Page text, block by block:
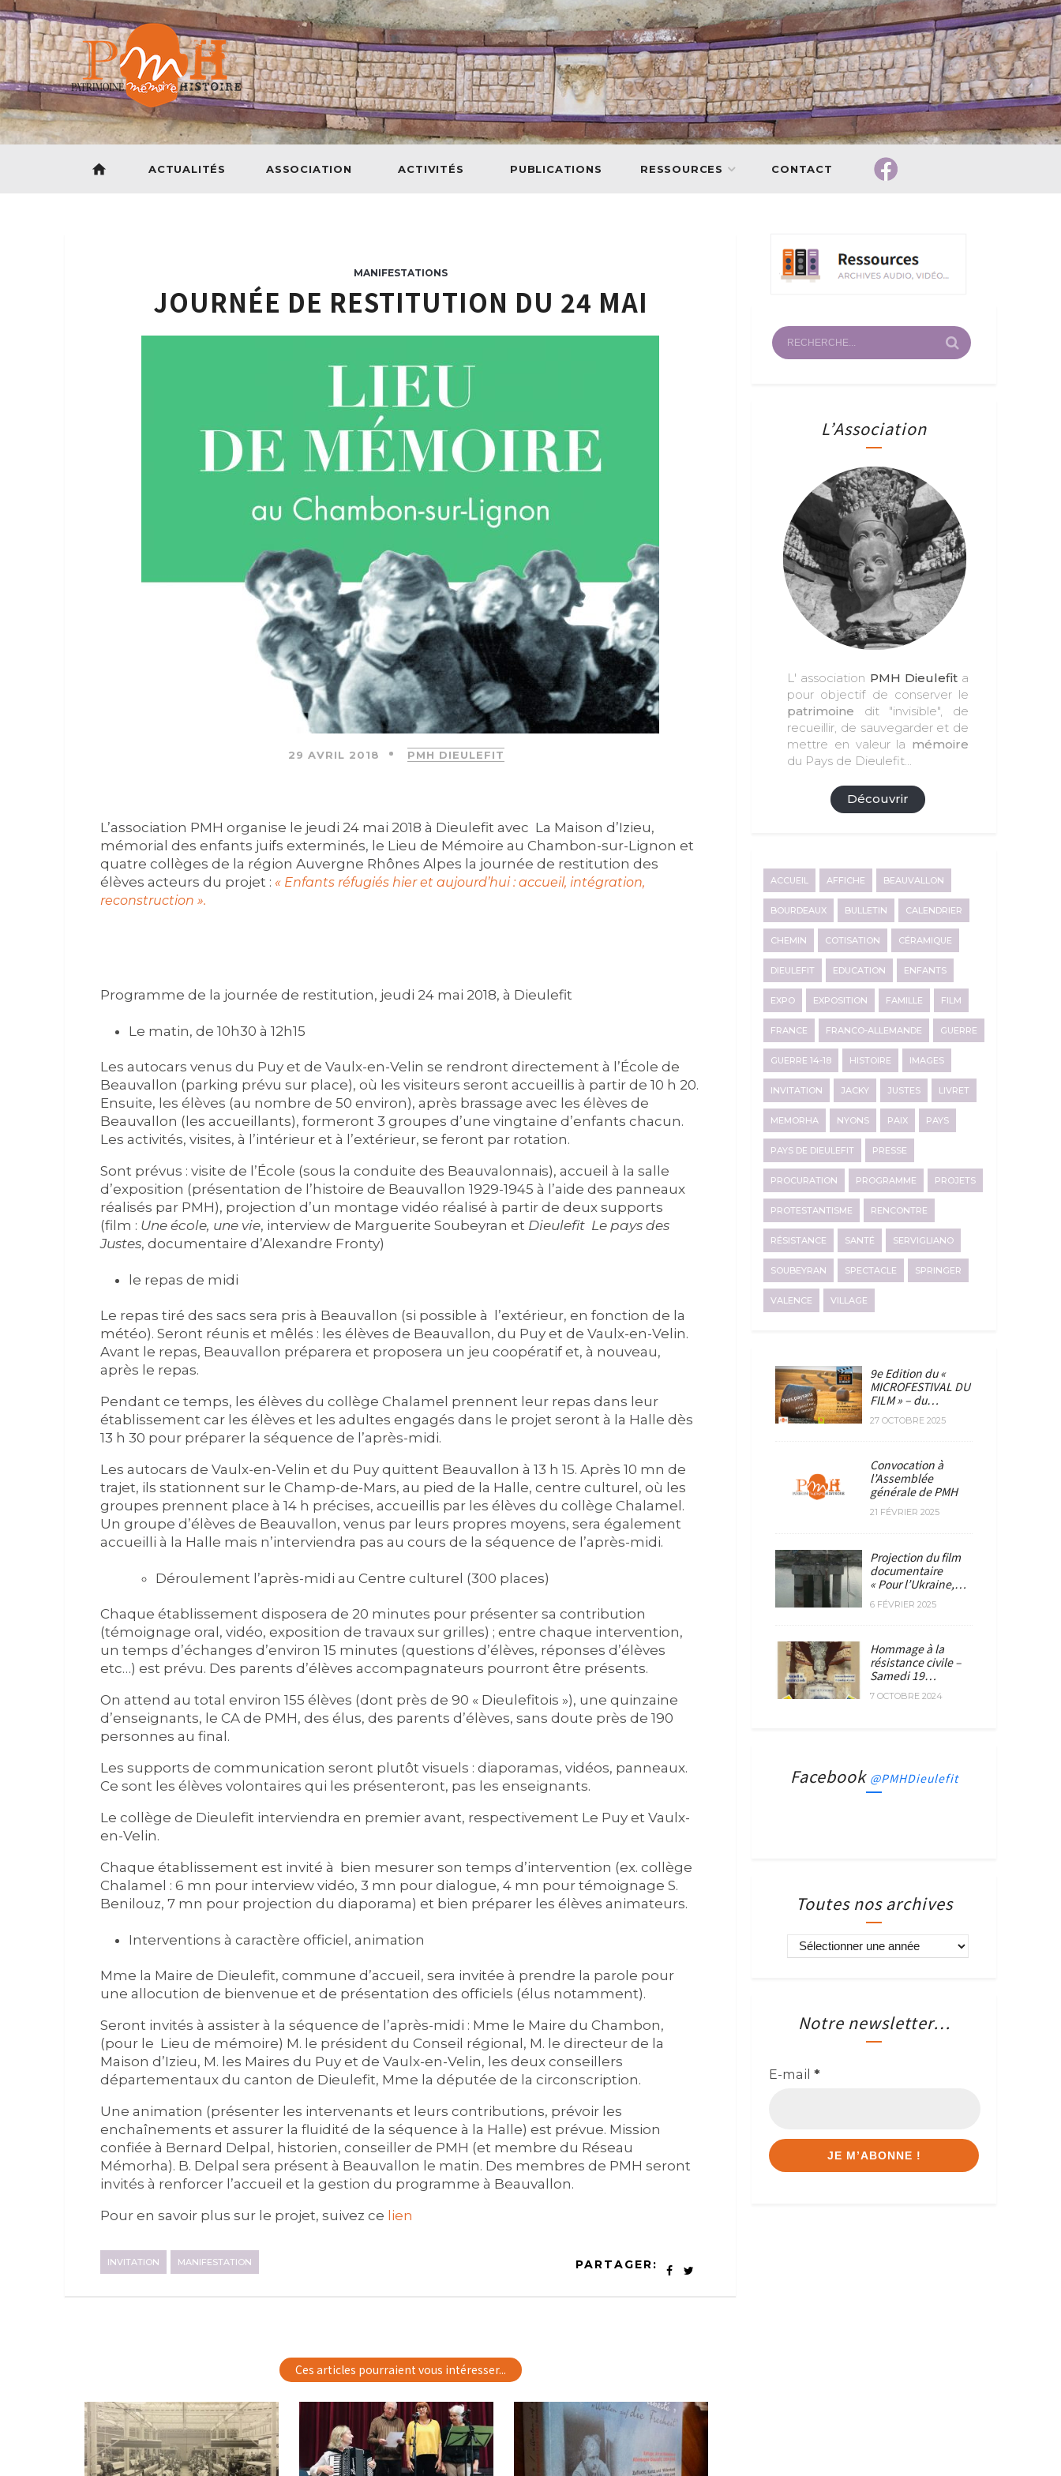
home ACTUALITÉS ASSOCIATION ACTIVITÉS PUBLICATIONS RESSOURCES CONTACT
MANIFESTATIONS
JOURNÉE DE RESTITUTION DU 24 MAI
29 AVRIL 2018 PMH DIEULEFIT
L’association PMH organise le jeudi 24 mai 2018 à Dieulefit avec La Maison d’Izieu,
mémorial des enfants juifs exterminés, le Lieu de Mémoire au Chambon-sur-Lignon et
quatre collèges de la région Auvergne Rhônes Alpes la journée de restitution des
élèves acteurs du projet : « Enfants réfugiés hier et aujourd’hui : accueil, intégration,
reconstruction ».
Programme de la journée de restitution, jeudi 24 mai 2018, à Dieulefit
Le matin, de 10h30 à 12h15
Les autocars venus du Puy et de Vaulx-en-Velin se rendront directement à l’École de
Beauvallon (parking prévu sur place), où les visiteurs seront accueillis à partir de 10 h 20.
Ensuite, les élèves (au nombre de 50 environ), après brassage avec les élèves de
Beauvallon (les accueillants), formeront 3 groupes d’une vingtaine d’enfants chacun.
Les activités, visites, à l’intérieur et à l’extérieur, se feront par rotation.
Sont prévus : visite de l’École (sous la conduite des Beauvalonnais), accueil à la salle
d’exposition (présentation de l’histoire de Beauvallon 1929-1945 à l’aide des panneaux
réalisés par PMH), projection d’un montage vidéo réalisé à partir de deux supports
(film : Une école, une vie, interview de Marguerite Soubeyran et Dieulefit Le pays des
Justes, documentaire d’Alexandre Fronty)
le repas de midi
Le repas tiré des sacs sera pris à Beauvallon (si possible à
l’extérieur, en fonction de la
météo). Seront réunis et mêlés : les élèves de Beauvallon, du Puy et de Vaulx-en-Velin.
Avant le repas, Beauvallon préparera et proposera un jeu coopératif et, à nouveau,
après le repas.
Pendant ce temps, les élèves du collège Chalamel prennent leur repas dans leur
établissement car les élèves et les adultes engagés dans le projet seront à la Halle dès
13 h 30 pour préparer la séquence de l’après-midi.
Les autocars de Vaulx-en-Velin et du Puy quittent Beauvallon à 13 h 15. Après 10 mn de
trajet, ils stationnent sur le Champ-de-Mars, au pied de la Halle, centre culturel, où les
groupes prennent place à 14 h précises, accueillis par les élèves du collège Chalamel.
Un groupe d’élèves de Beauvallon, venus par leurs propres moyens, sera également
accueilli à la Halle mais n’interviendra pas au cours de la séquence de l’après-midi.
Déroulement l’après-midi au Centre culturel (300 places)
Chaque établissement disposera de 20 minutes pour présenter sa contribution
(témoignage oral, vidéo, exposition de travaux sur grilles) ; entre chaque intervention,
un temps d’échanges d’environ 15 minutes (questions d’élèves, réponses d’élèves
etc…) est prévu. Des parents d’élèves accompagnateurs pourront être présents.
On attend au total environ 155 élèves (dont près de 90 « Dieulefitois »), une quinzaine
d’enseignants, le CA de PMH, des élus, des parents d’élèves, sans doute près de 190
personnes au final.
Les supports de communication seront plutôt visuels : diaporamas, vidéos, panneaux.
Ce sont les élèves volontaires qui les présenteront, pas les enseignants.
Le collège de Dieulefit interviendra en premier avant, respectivement Le Puy et Vaulx-
en-Velin.
Chaque établissement est invité à bien mesurer son temps d’intervention (ex. collège
Chalamel : 6 mn pour interview vidéo, 3 mn pour dialogue, 4 mn pour témoignage S.
Benilouz, 7 mn pour projection du diaporama) et bien préparer les élèves animateurs.
Interventions à caractère officiel, animation
Mme la Maire de Dieulefit, commune d’accueil, sera invitée à prendre la parole pour
une allocution de bienvenue et de présentation des officiels (élus notamment).
Seront invités à assister à la séquence de l’après-midi : Mme le Maire du Chambon,
(pour le Lieu de mémoire) M. le président du Conseil régional, M. le directeur de la
Maison d’Izieu, M. les Maires du Puy et de Vaulx-en-Velin, les deux conseillers
départementaux du canton de Dieulefit, Mme la députée de la circonscription.
Une animation (présenter les intervenants et leurs contributions, prévoir les
enchaînements et assurer la fluidité de la séquence à la Halle) est prévue. Mission
confiée à Bernard Delpal, historien, conseiller de PMH (et membre du Réseau
Mémorha). B. Delpal sera présent à Beauvallon le matin. Des membres de PMH seront
invités à renforcer l’accueil et la gestion du programme à Beauvallon.
Pour en savoir plus sur le projet, suivez ce lien
INVITATION MANIFESTATION PARTAGER:
Ces articles pourraient vous intéresser...
L’Association
L' association PMH Dieulefita
pour objectif de conserver le
patrimoine dit "invisible", de
recueillir, de sauvegarder et de
mettre en valeur la mémoire
du Pays de Dieulefit...
Découvrir
ACCUEIL AFFICHE BEAUVALLON
BOURDEAUX BULLETIN CALENDRIER
CHEMIN COTISATION CÉRAMIQUE
DIEULEFIT EDUCATION ENFANTS
EXPO EXPOSITION FAMILLE FILM
FRANCE FRANCO-ALLEMANDE GUERRE
GUERRE 14-18 HISTOIRE IMAGES
INVITATION JACKY JUSTES LIVRET
MEMORHA NYONS PAIX PAYS
PAYS DE DIEULEFIT PRESSE
PROCURATION PROGRAMME PROJETS
PROTESTANTISME RENCONTRE
RÉSISTANCE SANTÉ SERVIGLIANO
SOUBEYRAN SPECTACLE SPRINGER
VALENCE VILLAGE
9e Edition du «
MICROFESTIVAL DU
FILM » – du…
27 OCTOBRE 2025
Convocation à
l’Assemblée
générale de PMH
21 FÉVRIER 2025
Projection du film
documentaire
« Pour l’Ukraine,…
6 FÉVRIER 2025
Hommage à la
résistance civile –
Samedi 19…
7 OCTOBRE 2024
Facebook @PMHDieulefit
Toutes nos archives
Notre newsletter…
E-mail *